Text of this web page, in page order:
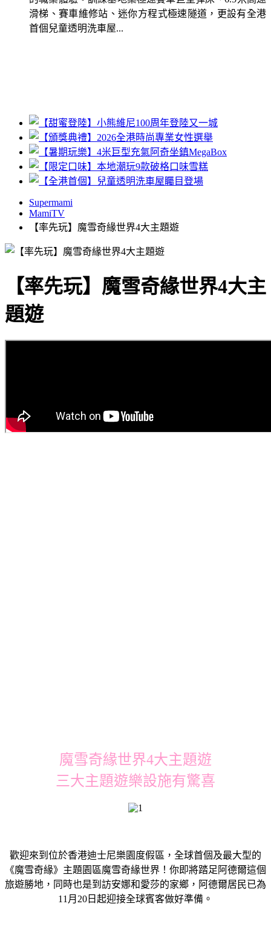
滑梯、賽車維修站、迷你方程式極速隧道，更設有全港
首個兒童透明洗車屋...
Supermami
MamiTV
【率先玩】魔雪奇緣世界4大主題遊
【率先玩】魔雪奇緣世界4大主
題遊
魔雪奇緣世界4大主題遊
三大主題遊樂設施有驚喜
歡迎來到位於香港迪士尼樂園度假區，全球首個及最大型的
《魔雪奇緣》主題園區魔雪奇緣世界！你即將踏足阿德爾這個
旅遊勝地，同時也是到訪安娜和愛莎的家鄉，阿德爾居民已為
11月20日起迎接全球賓客做好準備。